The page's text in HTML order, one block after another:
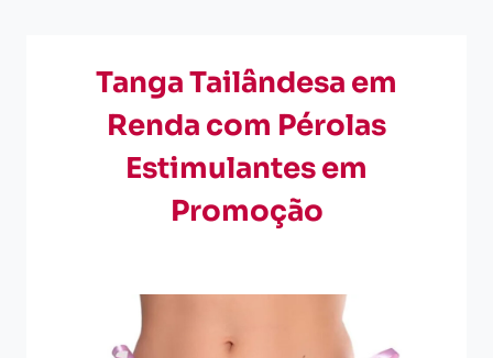
Tanga Tailândesa em
Renda com Pérolas
Estimulantes em
Promoção